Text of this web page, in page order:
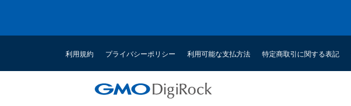
利用規約 プライバシーポリシー 利用可能な支払方法 特定商取引に関する表記